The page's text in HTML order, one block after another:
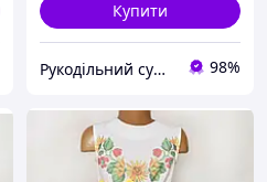
Купити
Рукодільний сундучок 98%